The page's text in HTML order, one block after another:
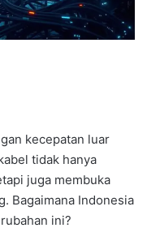
kecepatan luar
tidak hanya
juga membuka
Bagaimana Indonesia
ini?